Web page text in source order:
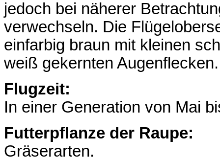
jedoch bei näherer
verwechseln. Die
einfarbig braun mit kleinen
weiß gekernten Augenflecken.
Flugzeit:
In einer Generation von Mai
Futterpflanze der Raupe:
Gräserarten.